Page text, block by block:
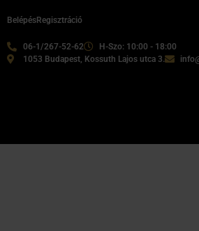
06-1/267-52-62
H-Szo: 10:00 - 18:00
1053 Budapest, Kossuth Lajos utca 3.
BelépésRegisztráció